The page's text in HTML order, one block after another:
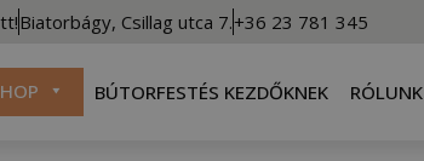
Biatorbágy, Csillag utca 7.+36 23 781 345
BÚTORFESTÉS KEZDŐKNEK RÓLUNK